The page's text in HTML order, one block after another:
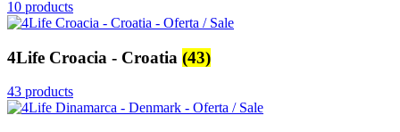
10 products
4Life Croacia - Croatia (43)
43 products